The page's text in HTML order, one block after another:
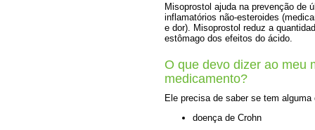
Misoprostol ajuda na prevenção de
inflamatórios não-esteroides
e dor). Misoprostol reduz a
estômago dos efeitos do ácido.
O que devo dizer ao meu
medicamento?
Ele precisa de saber se tem
doença de Crohn